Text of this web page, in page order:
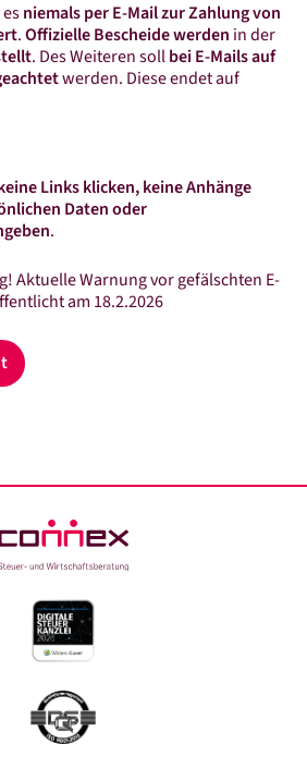
2026
FacebookInstagram
niemals per E-Mail zur Zahlung von
.Offizielle Bescheide werden in der
. Des Weiteren sollbei E-Mails auf
werden. Diese endet auf
Links klicken, keine Anhänge
Daten oder
.
Aktuelle Warnung vor gefälschten E-
am 18.2.2026